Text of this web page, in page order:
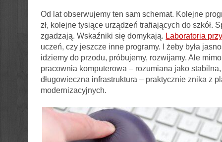
Od lat obserwujemy ten sam schemat. Kolejne
zł, kolejne tysiące urządzeń trafiających do szkół.
zgadzają. Wskaźniki się domykają. Laboratoria
uczeń, czy jeszcze inne programy. I żeby była
idziemy do przodu, próbujemy, rozwijamy. Ale
pracownia komputerowa – rozumiana jako
długowieczna infrastruktura – praktycznie znika z
modernizacyjnych.